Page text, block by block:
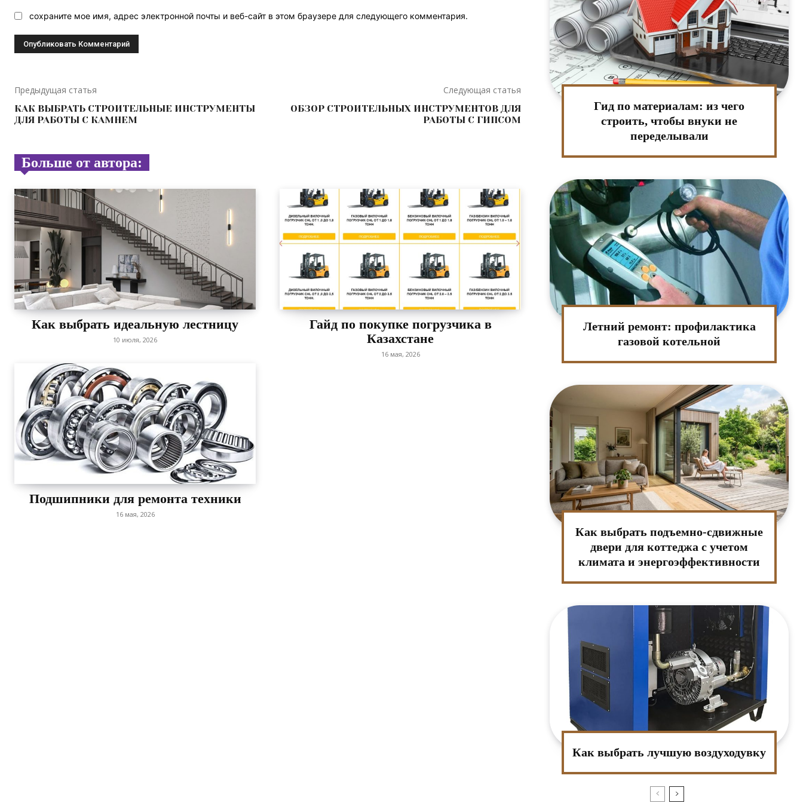
сохраните мое имя, адрес электронной почты и веб-сайт в этом браузере для следующего комментария.
Предыдущая статья
КАК ВЫБРАТЬ СТРОИТЕЛЬНЫЕ ИНСТРУМЕНТЫ
ДЛЯ РАБОТЫ С КАМНЕМ
Следующая статья
ОБЗОР СТРОИТЕЛЬНЫХ ИНСТРУМЕНТОВ ДЛЯ
РАБОТЫ С ГИПСОМ
Больше от автора:
Как выбрать идеальную лестницу
10 июля, 2026
Гайд по покупке погрузчика в
Казахстане
16 мая, 2026
Подшипники для ремонта техники
16 мая, 2026
Гид по материалам: из чего
строить, чтобы внуки не
переделывали
Летний ремонт: профилактика
газовой котельной
Как выбрать подъемно-сдвижные
двери для коттеджа с учетом
климата и энергоэффективности
Как выбрать лучшую воздуходувку